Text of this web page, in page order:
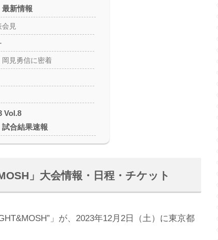
新情報
会見
見勇信に密着
Vol.8
合結果速報
」大会情報・日程・チケット
」が、2023年12月2日（土）に東京都